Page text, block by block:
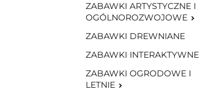
ZABAWKI ARTYSTYCZNE I
OGÓLNOROZWOJOWE
ZABAWKI DREWNIANE
ZABAWKI INTERAKTYWNE
ZABAWKI OGRODOWE I
LETNIE